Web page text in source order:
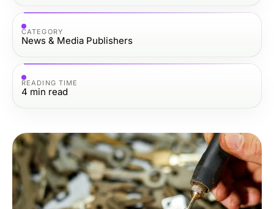
CATEGORY
News & Media Publishers
READING TIME
4 min read